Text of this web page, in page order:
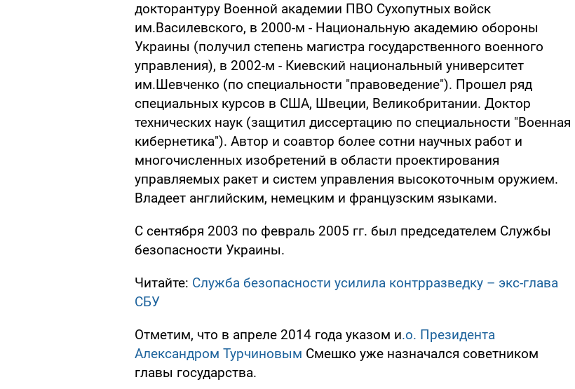
докторантуру Военной академии ПВО Сухопутных войск
им.Василевского, в 2000-м - Национальную академию обороны
Украины (получил степень магистра государственного военного
управления), в 2002-м - Киевский национальный университет
им.Шевченко (по специальности "правоведение"). Прошел ряд
специальных курсов в США, Швеции, Великобритании. Доктор
технических наук (защитил диссертацию по специальности "Военная
кибернетика"). Автор и соавтор более сотни научных работ и
многочисленных изобретений в области проектирования
управляемых ракет и систем управления высокоточным оружием.
Владеет английским, немецким и французским языками.
С сентября 2003 по февраль 2005 гг. был председателем Службы
безопасности Украины.
Читайте: Служба безопасности усилила контрразведку – экс-глава
СБУ
Отметим, что в апреле 2014 года указом и.о. Президента
Александром Турчиновым Смешко уже назначался советником
главы государства.